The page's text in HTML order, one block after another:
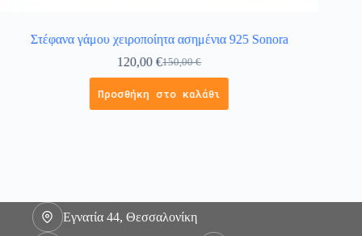
Στέφανα γάμου χειροποίητα ασημένια 925 Sonora
150,00€
120,00€
Προσθήκη στο καλάθι
Εγνατία 44, Θεσσαλονίκη